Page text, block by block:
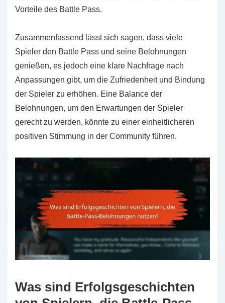
Vorteile des Battle Pass.
Zusammenfassend lässt sich sagen, dass viele
Spieler den Battle Pass und seine Belohnungen
genießen, es jedoch eine klare Nachfrage nach
Anpassungen gibt, um die Zufriedenheit und Bindung
der Spieler zu erhöhen. Eine Balance der
Belohnungen, um den Erwartungen der Spieler
gerecht zu werden, könnte zu einer einheitlicheren
positiven Stimmung in der Community führen.
Was sind Erfolgsgeschichten